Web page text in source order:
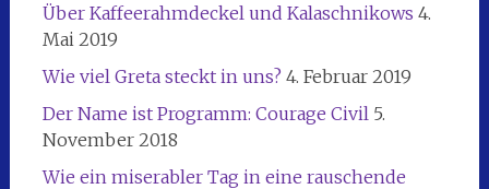
Über Kaffeerahmdeckel und Kalaschnikows 4.
Mai 2019
Wie viel Greta steckt in uns? 4. Februar 2019
Der Name ist Programm: Courage Civil 5.
November 2018
Wie ein miserabler Tag in eine rauschende